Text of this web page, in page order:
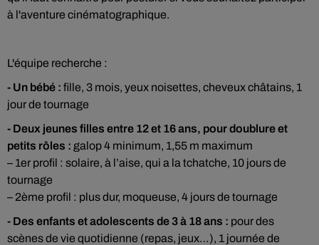
à l'aventure cinématographique.
L'équipe recherche :
- Un bébé : fille, 3 mois, yeux noisettes, cheveux châtains, 1
jour de tournage
- Deux jeunes filles entre 12 et 16 ans, pour doublure et
petits rôles : galop 4 minimum, 1,55 m maximum
– 1er profil : solaire, à l’aise, qui a la tchatche, 10 jours de
tournage
– 2ème profil : plus dur, moqueuse, 4 jours de tournage
- Des enfants et adolescents de 3 à 18 ans : pour des
scènes de vie quotidienne (repas, jeux…), 1 journée de